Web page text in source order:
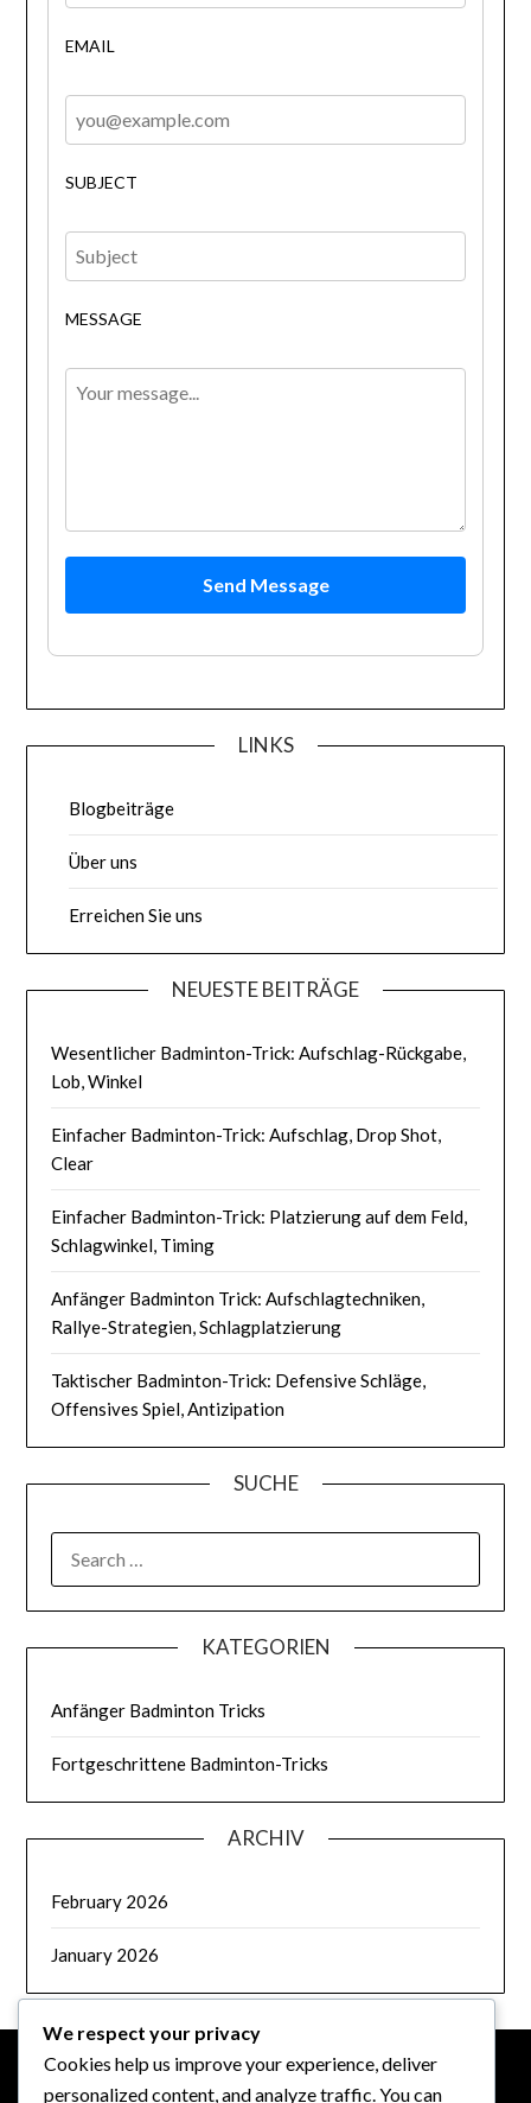
EMAIL
SUBJECT
MESSAGE
Send Message
LINKS
Blogbeiträge
Über uns
Erreichen Sie uns
NEUESTE BEITRÄGE
Wesentlicher Badminton-Trick: Aufschlag-Rückgabe,
Lob, Winkel
Einfacher Badminton-Trick: Aufschlag, Drop Shot,
Clear
Einfacher Badminton-Trick: Platzierung auf dem Feld,
Schlagwinkel, Timing
Anfänger Badminton Trick: Aufschlagtechniken,
Rallye-Strategien, Schlagplatzierung
Taktischer Badminton-Trick: Defensive Schläge,
Offensives Spiel, Antizipation
SUCHE
FOR:
KATEGORIEN
Anfänger Badminton Tricks
Fortgeschrittene Badminton-Tricks
ARCHIV
February 2026
January 2026
We respect your privacy
Cookies help us improve your experience, deliver
personalized content, and analyze traffic. You can